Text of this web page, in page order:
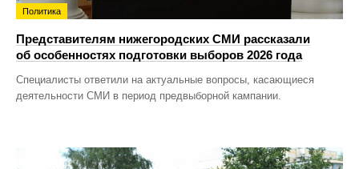
Политика
Представителям нижегородских СМИ рассказали
об особенностях подготовки выборов 2026 года
Специалисты ответили на актуальные вопросы, касающиеся
деятельности СМИ в период предвыборной кампании.